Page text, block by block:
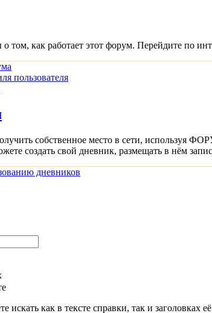
о том, как работает этот форум. Перейдите по
пользователя
собственное место в сети,
создать свой дневник, размещать в нём
дневников
искать как в тексте справки, так и заголовках